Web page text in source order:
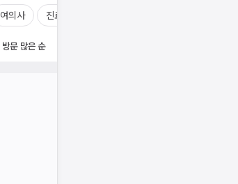
여의사 진료시간
방문 많은 순